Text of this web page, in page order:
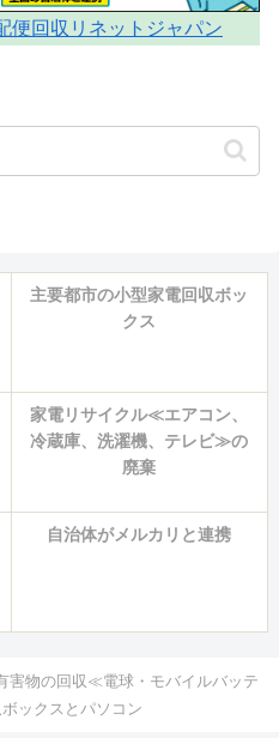
便回収リネットジャパン
主要都市の小型家電回収ボッ
クス
家電リサイクル≪エアコン、
冷蔵庫、洗濯機、テレビ≫の
廃棄
自治体がメルカリと連携
害物の回収≪電球・モバイルバッテ
ックスとパソコン